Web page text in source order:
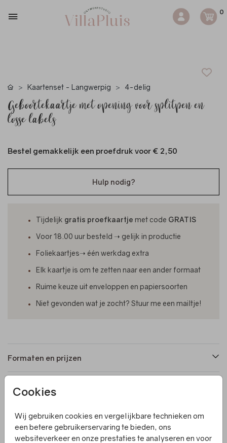
0
Cookies
Wij gebruiken cookies en vergelijkbare technieken om
een betere gebruikerservaring te bieden, ons
websiteverkeer en onze prestaties te analyseren en voor
Kaartenset - Langwerpig 4-delig
Geboortekaartje met opening voor splitpen en
losse labels
Bestel gemakkelijk een proefdruk voor € 2,50
Hulp nodig?
Tijdelijk gratis proefkaartje met code GRATIS
Voor 18.00 uur besteld ➝ gelijk in productie
Foliekaartjes➝ één werkdag extra
Elk kaartje is om te zetten naar een ander formaat
Ruime keuze uit enveloppen en papiersoorten
Niet gevonden wat je zocht? Stuur me een mailtje!
Formaten en prijzen
Productinformatie
Omschrijving
Een enkel, langwerpig geboortekaartje met daaraan twee